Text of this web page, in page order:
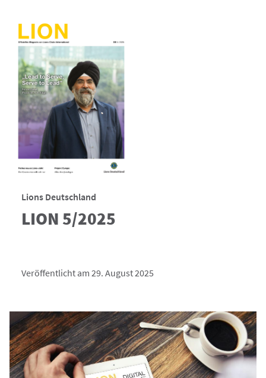
Lions Deutschland
LION 5/2025
Veröffentlicht am 29. August 2025